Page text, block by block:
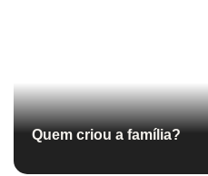
Quem criou a família?